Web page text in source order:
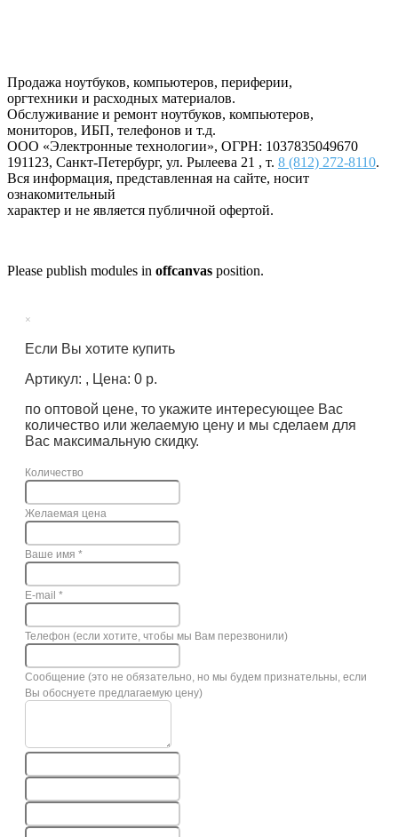
Продажа ноутбуков, компьютеров, периферии,
оргтехники и расходных материалов.
Обслуживание и ремонт ноутбуков, компьютеров,
мониторов, ИБП, телефонов и т.д.
ООО «Электронные технологии», ОГРН: 1037835049670
191123, Санкт-Петербург, ул. Рылеева 21 , т. 8 (812) 272-8110.
Вся информация, представленная на сайте, носит
ознакомительный
характер и не является публичной офертой.
Please publish modules in offcanvas position.
×
Если Вы хотите купить
Артикул: , Цена: 0 р.
по оптовой цене, то укажите интересующее Вас
количество или желаемую цену и мы сделаем для
Вас максимальную скидку.
Количество
Желаемая цена
Ваше имя *
E-mail *
Телефон (если хотите, чтобы мы Вам перезвонили)
Сообщение (это не обязательно, но мы будем признательны, если
Вы обоснуете предлагаемую цену)